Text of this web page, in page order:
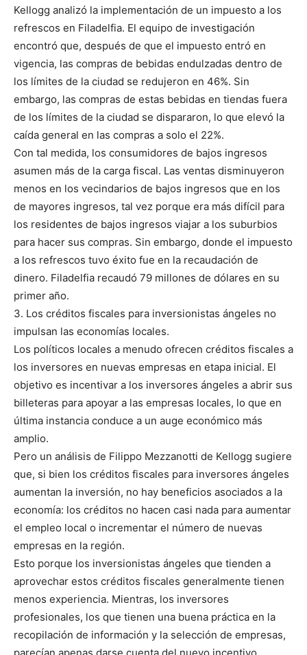
Kellogg analizó la implementación de un impuesto a los
refrescos en Filadelfia. El equipo de investigación
encontró que, después de que el impuesto entró en
vigencia, las compras de bebidas endulzadas dentro de
los límites de la ciudad se redujeron en 46%. Sin
embargo, las compras de estas bebidas en tiendas fuera
de los límites de la ciudad se dispararon, lo que elevó la
caída general en las compras a solo el 22%.
Con tal medida, los consumidores de bajos ingresos
asumen más de la carga fiscal. Las ventas disminuyeron
menos en los vecindarios de bajos ingresos que en los
de mayores ingresos, tal vez porque era más difícil para
los residentes de bajos ingresos viajar a los suburbios
para hacer sus compras. Sin embargo, donde el impuesto
a los refrescos tuvo éxito fue en la recaudación de
dinero. Filadelfia recaudó 79 millones de dólares en su
primer año.
3. Los créditos fiscales para inversionistas ángeles no
impulsan las economías locales.
Los políticos locales a menudo ofrecen créditos fiscales a
los inversores en nuevas empresas en etapa inicial. El
objetivo es incentivar a los inversores ángeles a abrir sus
billeteras para apoyar a las empresas locales, lo que en
última instancia conduce a un auge económico más
amplio.
Pero un análisis de Filippo Mezzanotti de Kellogg sugiere
que, si bien los créditos fiscales para inversores ángeles
aumentan la inversión, no hay beneficios asociados a la
economía: los créditos no hacen casi nada para aumentar
el empleo local o incrementar el número de nuevas
empresas en la región.
Esto porque los inversionistas ángeles que tienden a
aprovechar estos créditos fiscales generalmente tienen
menos experiencia. Mientras, los inversores
profesionales, los que tienen una buena práctica en la
recopilación de información y la selección de empresas,